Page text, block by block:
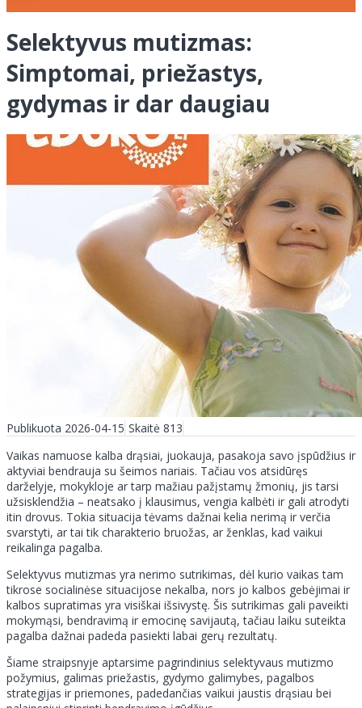
Selektyvus mutizmas:
Simptomai, priežastys,
gydymas ir dar daugiau
Publikuota 2026-04-15 Skaitė 813
Vaikas namuose kalba drąsiai, juokauja, pasakoja savo įspūdžius ir
aktyviai bendrauja su šeimos nariais. Tačiau vos atsidūręs
darželyje, mokykloje ar tarp mažiau pažįstamų žmonių, jis tarsi
užsisklendžia – neatsako į klausimus, vengia kalbėti ir gali atrodyti
itin drovus. Tokia situacija tėvams dažnai kelia nerimą ir verčia
svarstyti, ar tai tik charakterio bruožas, ar ženklas, kad vaikui
reikalinga pagalba.
Selektyvus mutizmas yra nerimo sutrikimas, dėl kurio vaikas tam
tikrose socialinėse situacijose nekalba, nors jo kalbos gebėjimai ir
kalbos supratimas yra visiškai išsivystę. Šis sutrikimas gali paveikti
mokymąsi, bendravimą ir emocinę savijautą, tačiau laiku suteikta
pagalba dažnai padeda pasiekti labai gerų rezultatų.
Šiame straipsnyje aptarsime pagrindinius selektyvaus mutizmo
požymius, galimas priežastis, gydymo galimybes, pagalbos
strategijas ir priemones, padedančias vaikui jaustis drąsiau bei